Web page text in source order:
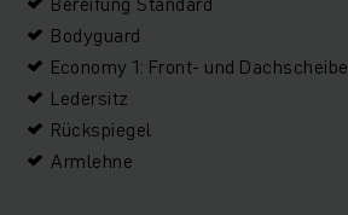
Bodyguard
Economy 1: Front- und Dachscheibe
Ledersitz
Rückspiegel
Armlehne